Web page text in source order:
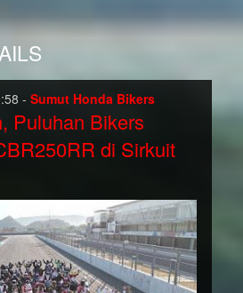
- Sumut Honda Bikers
Puluhan Bikers
di Sirkuit